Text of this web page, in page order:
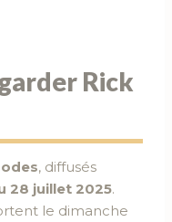
Rick
, diffusés
28 juillet 2025.
le dimanche